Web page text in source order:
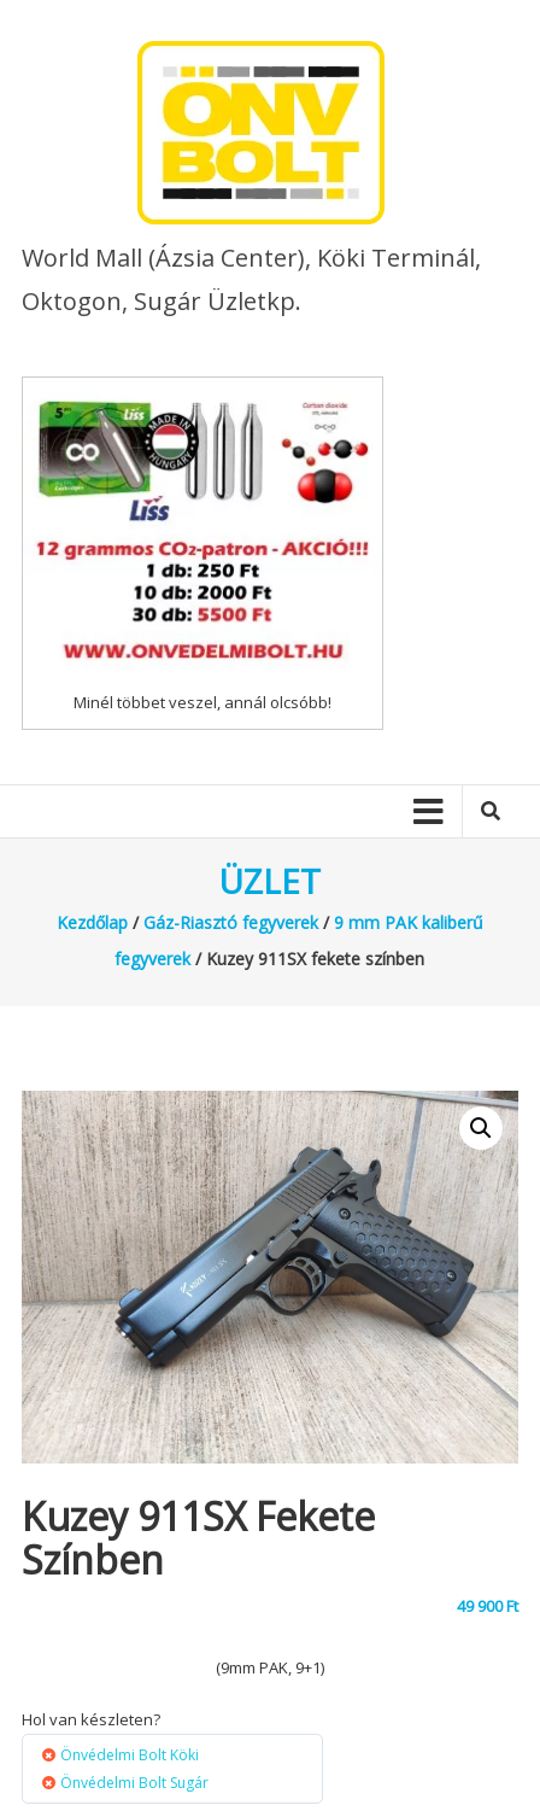
World Mall (Ázsia Center), Köki Terminál,
Oktogon, Sugár Üzletkp.
Minél többet veszel, annál olcsóbb!
ÜZLET
Kezdőlap/Gáz-Riasztó fegyverek/9 mm PAK kaliberű
fegyverek/ Kuzey 911SX fekete színben
Kuzey 911SX Fekete
Színben
49 900Ft
(9mm PAK, 9+1)
Hol van készleten?
Önvédelmi Bolt Köki
Önvédelmi Bolt Sugár